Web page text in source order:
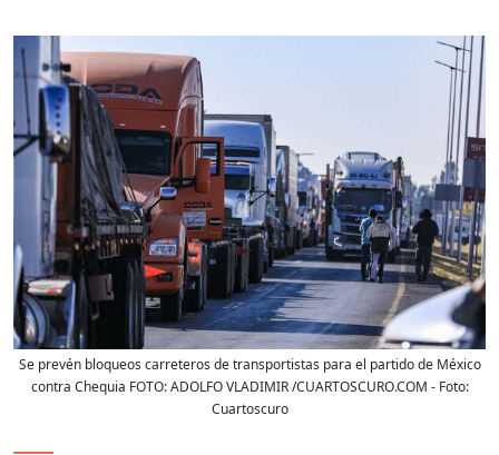
Se prevén bloqueos carreteros de transportistas para el partido de México
contra Chequia FOTO: ADOLFO VLADIMIR /CUARTOSCURO.COM - Foto:
Cuartoscuro